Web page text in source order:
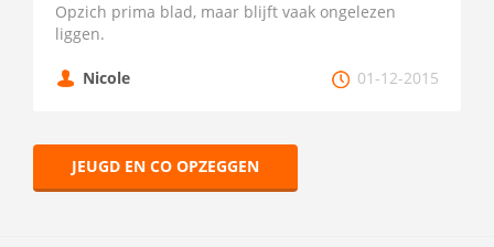
Opzich prima blad, maar blijft vaak ongelezen
liggen.
Nicole 01-12-2015
JEUGD EN CO OPZEGGEN